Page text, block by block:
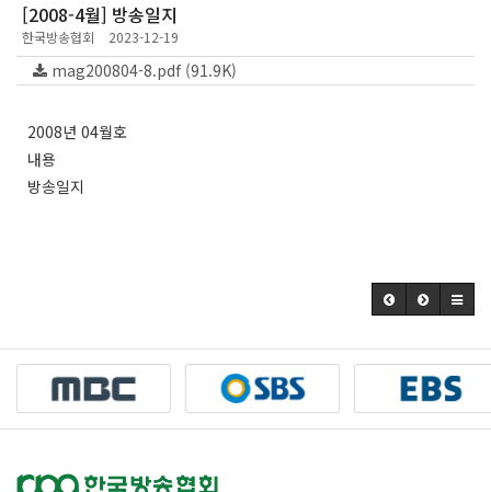
[2008-4월] 방송일지
한국방송협회 2023-12-19
mag200804-8.pdf (91.9K)
2008년 04월호
내용
방송일지